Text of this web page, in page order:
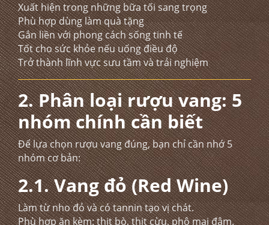
Xuất hiện trong những bữa tối sang trọng
Phù hợp dùng làm quà tặng
Gắn liền với phong cách sống tinh tế
Tốt cho sức khỏe nếu uống điều độ
Trở thành lĩnh vực sưu tầm và trải nghiệm
2. Phân loại rượu vang: 5
nhóm chính cần biết
Để lựa chọn rượu vang đúng, bạn chỉ cần nhớ 5
nhóm cơ bản:
2.1. Vang đỏ (Red Wine)
Làm từ nho đỏ và có tannin tạo vị chát.
Phù hợp ăn kèm: thịt bò, thịt cừu, phô mai đậm.